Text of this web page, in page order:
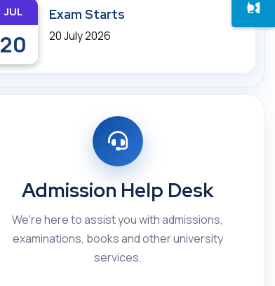
JUL
20
Exam Starts
20 July 2026
Admission Help Desk
We're here to assist you with admissions,
examinations, books and other university
services.